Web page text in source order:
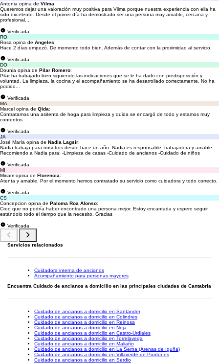
Antonia opina de Vilma:
Queremos dejar una valoración muy positiva para Vilma porque nuestra experiencia con ella ha
sido excelente. Desde el primer día ha demostrado ser una persona muy amable, cercana y
profesional....
Verificada
RO
Rosa opina de Angeles:
Hace 2 días empezó. De momento todo bien. Además de contar con la proximidad al servicio.
Verificada
DO
Dounia opina de Pilar Romero:
Pilar ha trabajado bien siguiendo las indicaciones que se le ha dado con predisposición y
voluntad. La limpieza, la cocina y el acompañamiento se ha desarrollado correctamente. No ha
podido...
Verificada
MA
Marcel opina de Qida:
Contratamos una asitenta de hoga para limpieza y quida se encargó de todo y estamos muy
contentos
Verificada
JA
José María opina de Nadia Lagsir:
Nadia trabaja para nosotros desde hace un año. Nadia es responsable, trabajadora y amable.
Recomiendo a Nadia para: -Limpieza de casas -Cuidado de ancianos -Cuidado de niños
Verificada
MI
Miriam opina de Florencia:
Atenta y amable. Por el momento hemos contratado su servicio como cuidadora y todo correcto.
Verificada
CS
Concepcion opina de Paloma Roa Alonso:
Creo que no podría haber encontrado una persona mejor. Estoy encantada y espero seguir
estándolo todo el tiempo que la necesito. Gracias
Verificada
Servicios relacionados
Cuidadora interna de ancianos
Acompañamiento para personas mayores
Encuentra Cuidado de ancianos a domicilio en las principales ciudades de Cantabria
Cuidado de ancianos a domicilio en Santander
Cuidado de ancianos a domicilio en Colindres
Cuidado de ancianos a domicilio en Reinosa
Cuidado de ancianos a domicilio en Noja
Cuidado de ancianos a domicilio en Castro-Urdiales
Cuidado de ancianos a domicilio en Torrelavega
Cuidado de ancianos a domicilio en Maliaño
Cuidado de ancianos a domicilio en La Serna (Arenas de Iguña)
Cuidado de ancianos a domicilio en Villaverde de Pontones
Cuidado de ancianos a domicilio en Serdio